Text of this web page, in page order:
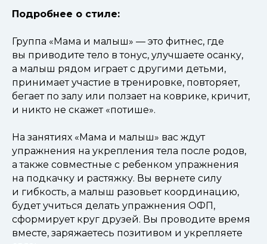
Подробнее о стиле:
Группа «Мама и малыш» — это фитнес, где
вы приводите тело в тонус, улучшаете осанку,
а малыш рядом играет с другими детьми,
принимает участие в тренировке, повторяет,
бегает по залу или ползает на коврике, кричит,
и никто не скажет «потише».
На занятиях «Мама и малыш» вас ждут
упражнения на укрепления тела после родов,
а также совместные с ребенком упражнения
на подкачку и растяжку. Вы вернете силу
и гибкость, а малыш разовьет координацию,
будет учиться делать упражнения ОФП,
сформирует круг друзей. Вы проводите время
вместе, заряжаетесь позитивом и укрепляете